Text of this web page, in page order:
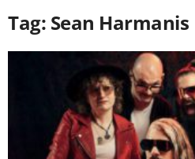
Tag: Sean Harmanis